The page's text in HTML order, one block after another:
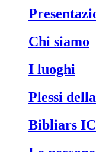
Chi siamo
I luoghi
Plessi
Bibliars